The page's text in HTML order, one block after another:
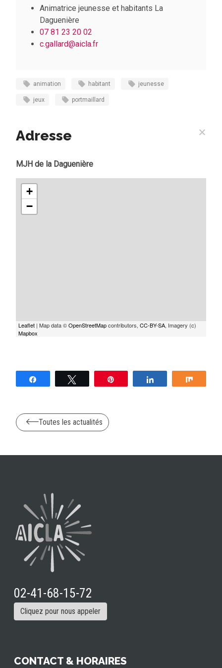
Animatrice jeunesse et habitants La
Daguenière
07 81 23 20 02
c.gallard@aicla.fr
animation habitant jeunesse
jeux portmaillard
Adresse
MJH de la Daguenière
+
−
Leaflet | Map data ©OpenStreetMapcontributors, CC-BY-SA, Imagery (c)
Mapbox
Partagez
Toutes les actualités
02-41-68-15-72
Cliquez pour nous appeler
CONTACT & HORAIRES